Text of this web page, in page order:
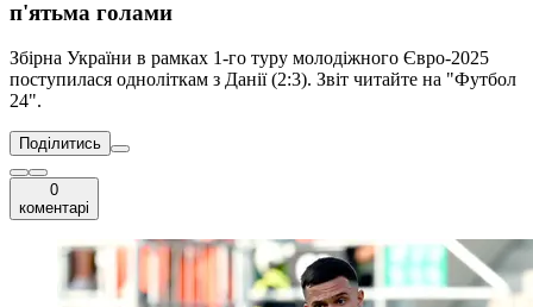
п'ятьма голами
Збірна України в рамках 1-го туру молодіжного Євро-2025
поступилася одноліткам з Данії (2:3). Звіт читайте на "Футбол
24".
Поділитись
0
коментарі